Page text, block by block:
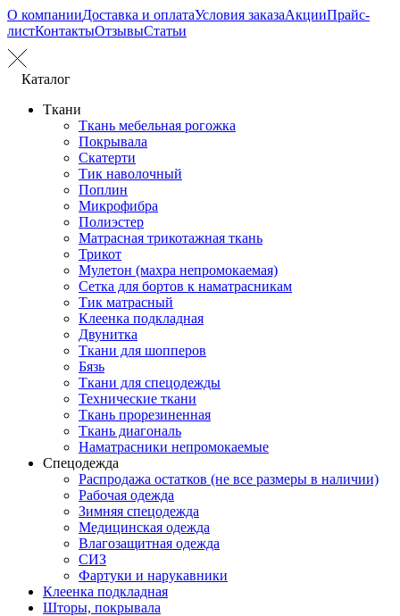
О компанииДоставка и оплатаУсловия заказаАкцииПрайс-
листКонтактыОтзывыСтатьи
Каталог
Ткани
Ткань мебельная рогожка
Покрывала
Скатерти
Тик наволочный
Поплин
Микрофибра
Полиэстер
Матрасная трикотажная ткань
Трикот
Мулетон (махра непромокаемая)
Сетка для бортов к наматрасникам
Тик матрасный
Клеенка подкладная
Двунитка
Ткани для шопперов
Бязь
Ткани для спецодежды
Технические ткани
Ткань прорезиненная
Ткань диагональ
Наматрасники непромокаемые
Спецодежда
Распродажа остатков (не все размеры в наличии)
Рабочая одежда
Зимняя спецодежда
Медицинская одежда
Влагозащитная одежда
СИЗ
Фартуки и нарукавники
Клеенка подкладная
Шторы, покрывала